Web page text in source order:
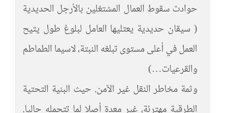
حوادث سقوط العمال المشتغلين بالأرجل الحديدية
( سيقان حديدية يعتليها العامل لبلوغ طول يتيح
العمل في أعلى مستوى تبلغه النبتة، لاسيما الطماطم
والقرعيات…)
وثمة مخاطر النقل غير الآمن. حيث البنية التحتية